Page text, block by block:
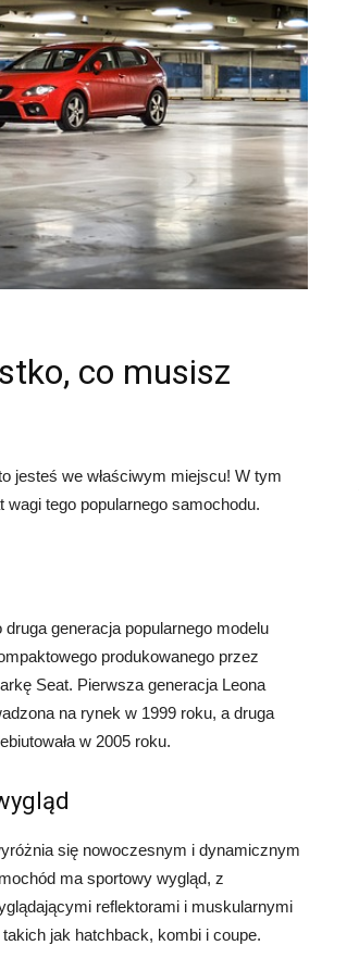
co musisz
jesteś we właściwym miejscu! W tym
tego popularnego samochodu.
druga generacja popularnego modelu
produkowanego przez
Seat. Pierwsza generacja Leona
na rynek w 1999 roku, a druga
w 2005 roku.
się nowoczesnym i dynamicznym
ma sportowy wygląd, z
reflektorami i muskularnymi
jak hatchback, kombi i coupe.